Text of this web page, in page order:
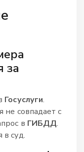
за
Госуслуги.
не совпадает с
в ГИБДД.
суд.